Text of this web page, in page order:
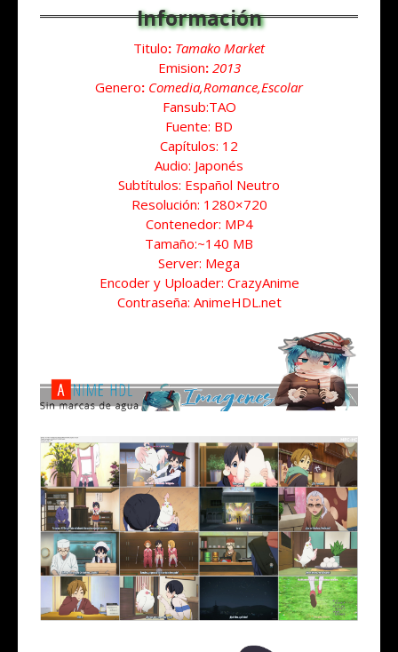
Titulo: Tamako Market
Emision:2013
Genero: Comedia,Romance,Escolar
Fansub:TAO
Fuente: BD
Capítulos: 12
Audio: Japonés
Subtítulos: Español Neutro
Resolución: 1280×720
Contenedor: MP4
Tamaño:~140 MB
Server: Mega
Encoder y Uploader: CrazyAnime
Contraseña: AnimeHDL.net